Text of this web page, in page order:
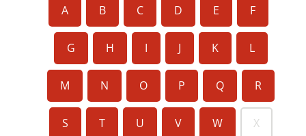
A
B C D E F
G H I J K L
M N O P Q R
S T U V W X